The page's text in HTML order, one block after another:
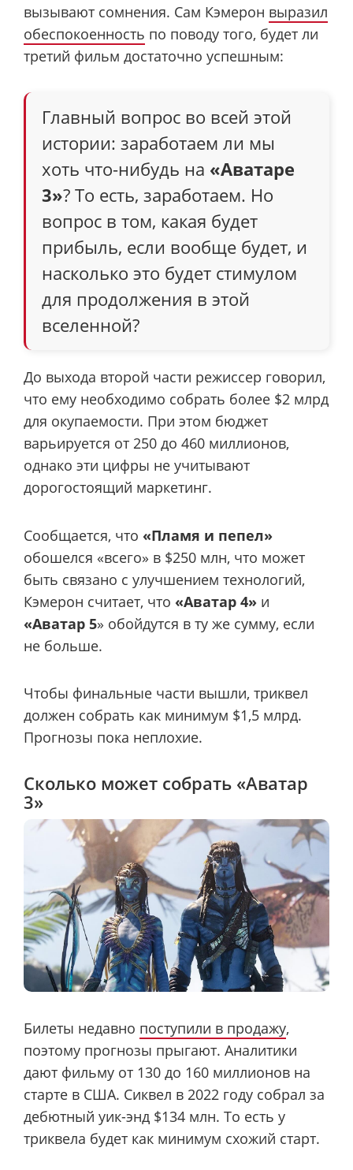
вызывают сомнения. Сам Кэмерон выразил
обеспокоенность по поводу того, будет ли
третий фильм достаточно успешным:
Главный вопрос во всей этой
истории: заработаем ли мы
хоть что-нибудь на «Аватаре
3»? То есть, заработаем. Но
вопрос в том, какая будет
прибыль, если вообще будет, и
насколько это будет стимулом
для продолжения в этой
вселенной?
До выхода второй части режиссер говорил,
что ему необходимо собрать более $2 млрд
для окупаемости. При этом бюджет
варьируется от 250 до 460 миллионов,
однако эти цифры не учитывают
дорогостоящий маркетинг.
Сообщается, что «Пламя и пепел»
обошелся «всего» в $250 млн, что может
быть связано с улучшением технологий,
Кэмерон считает, что «Аватар 4» и
«Аватар 5» обойдутся в ту же сумму, если
не больше.
Чтобы финальные части вышли, триквел
должен собрать как минимум $1,5 млрд.
Прогнозы пока неплохие.
Сколько может собрать «Аватар
3»
Билеты недавно поступили в продажу,
поэтому прогнозы прыгают. Аналитики
дают фильму от 130 до 160 миллионов на
старте в США. Сиквел в 2022 году собрал за
дебютный уик-энд $134 млн. То есть у
триквела будет как минимум схожий старт.